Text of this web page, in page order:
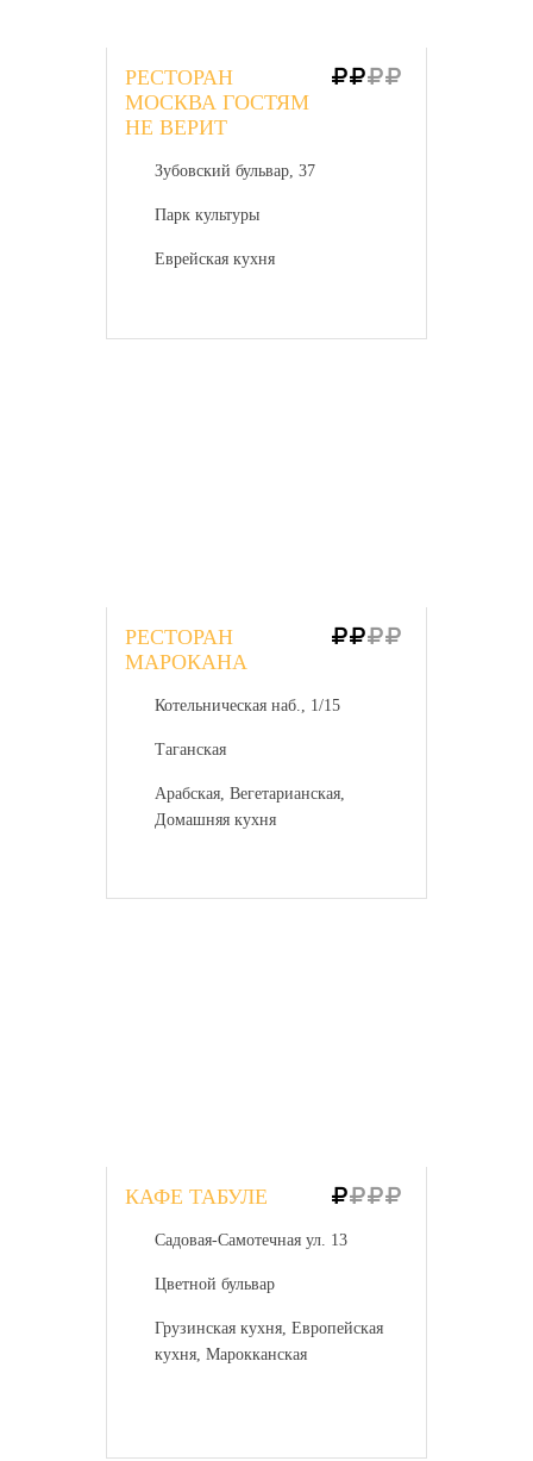
РЕСТОРАН
МОСКВА ГОСТЯМ
НЕ ВЕРИТ
Зубовский бульвар, 37
Парк культуры
Еврейская кухня
РЕСТОРАН
МАРОКАНА
Котельническая наб., 1/15
Таганская
Арабская, Вегетарианская,
Домашняя кухня
КАФЕ ТАБУЛЕ
Садовая-Самотечная ул. 13
Цветной бульвар
Грузинская кухня, Европейская
кухня, Марокканская